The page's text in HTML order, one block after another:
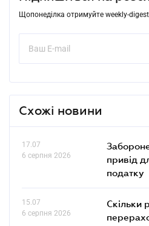
Щопонеділка отримуйте weekly-digest
Схожі новини
17.07
6 серпня 2026
привід
податку
15.07
6 серпня 2026
Скільки